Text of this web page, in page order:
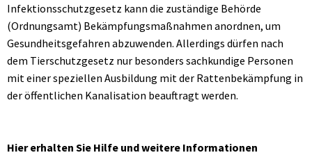
Infektionsschutzgesetz kann die zuständige Behörde
(Ordnungsamt) Bekämpfungsmaßnahmen anordnen, um
Gesundheitsgefahren abzuwenden. Allerdings dürfen nach
dem Tierschutzgesetz nur besonders sachkundige Personen
mit einer speziellen Ausbildung mit der Rattenbekämpfung in
der öffentlichen Kanalisation beauftragt werden.
Hier erhalten Sie Hilfe und weitere Informationen